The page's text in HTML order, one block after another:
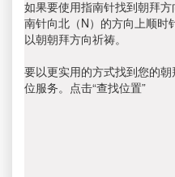
如果要使用指南针找到朝拜
南针向北（N）的方向上顺时
以朝朝拜方向祈祷。
要以更实用的方式找到您的
位服务。点击“查找位置”